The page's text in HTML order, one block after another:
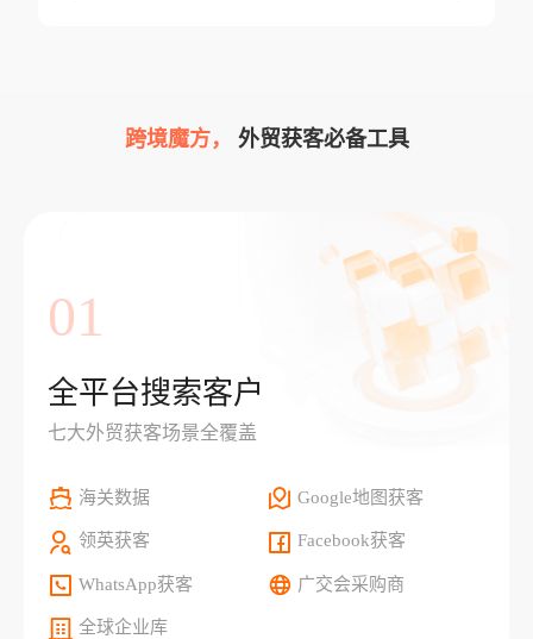
跨境魔方， 外贸获客必备工具
01
全平台搜索客户
七大外贸获客场景全覆盖
海关数据 Google地图获客
领英获客 Facebook获客
WhatsApp获客 广交会采购商
全球企业库